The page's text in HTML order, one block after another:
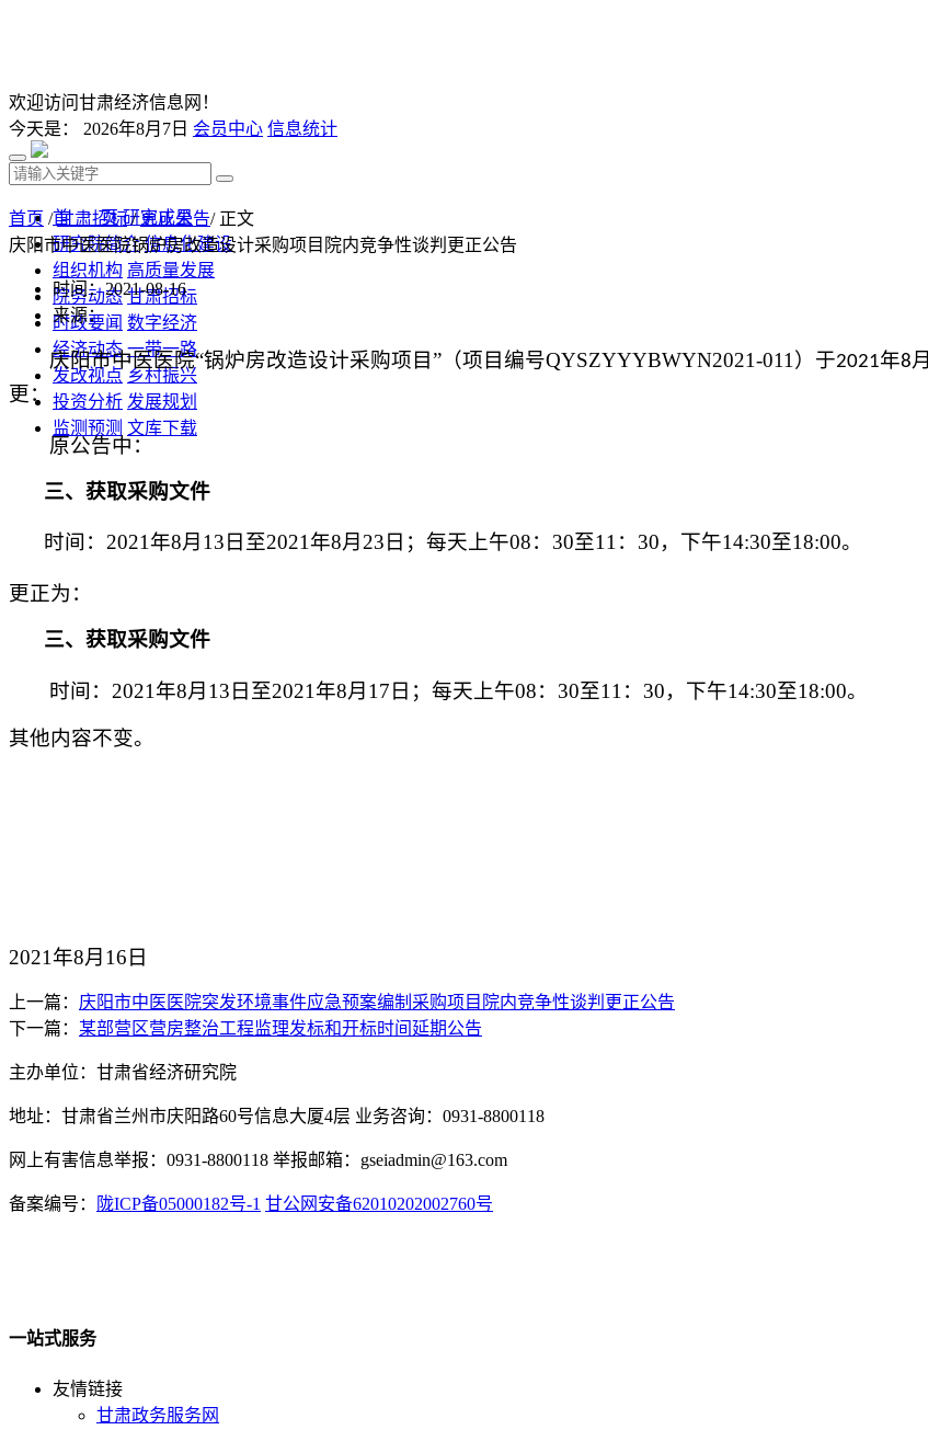
欢迎访问甘肃经济信息网！
今天是： 2026年8月7日 会员中心 信息统计
首 页 研究成果
研究院简介 信息化建设
组织机构 高质量发展
院务动态 甘肃招标
时政要闻 数字经济
经济动态 一带一路
发改视点 乡村振兴
投资分析 发展规划
监测预测 文库下载
首页 /甘肃招标/更正公告/ 正文
庆阳市中医医院锅炉房改造设计采购项目院内竞争性谈判更正公告
时间：2021-08-16
来源：
庆阳市中医医院“锅炉房改造设计采购项目”（项目编号QYSZYYYBWYN2021-011 ）于2021年8月
更：
原公告中：
三、获取采购文件
时间： 2021年8月 13 日至2021年8月 23 日；每天上午08：30至11：30，下午14:30至18:00。
更正为：
三、获取采购文件
时间： 2021年8月 13 日至2021年8月 17 日；每天上午08：30至11：30，下午14:30至18:00。
其他内容不变。
2021年8月16日
上一篇： 庆阳市中医医院突发环境事件应急预案编制采购项目院内竞争性谈判更正公告
下一篇： 某部营区营房整治工程监理发标和开标时间延期公告
主办单位：甘肃省经济研究院
地址：甘肃省兰州市庆阳路60号信息大厦4层 业务咨询：0931-8800118
网上有害信息举报：0931-8800118 举报邮箱：gseiadmin@163.com
备案编号： 陇ICP备05000182号-1 甘公网安备62010202002760号
一站式服务
友情链接
甘肃政务服务网